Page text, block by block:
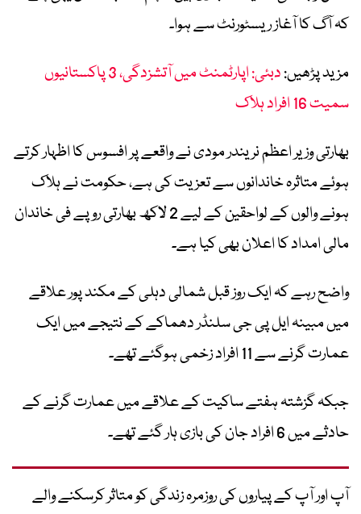
کہ آگ کا آغاز ریسٹورنٹ سے ہوا۔
مزید پڑھیں:
دبئی: اپارٹمنٹ میں آتشزدگی، 3 پاکستانیوں
سمیت 16 افراد ہلاک
بھارتی وزیر اعظم نریندر مودی نے واقعے پر افسوس کا اظہار کرتے
ہوئے متاثرہ خاندانوں سے تعزیت کی ہے، حکومت نے ہلاک
ہونے والوں کے لواحقین کے لیے 2 لاکھ بھارتی روپے فی خاندان
مالی امداد کا اعلان بھی کیا ہے۔
واضح رہے کہ ایک روز قبل شمالی دہلی کے مکند پور علاقے
میں مبینہ ایل پی جی سلنڈر دھماکے کے نتیجے میں ایک
عمارت گرنے سے 11 افراد زخمی ہوگئے تھے۔
جبکہ گزشتہ ہفتے ساکیت کے علاقے میں عمارت گرنے کے
حادثے میں 6 افراد جان کی بازی ہار گئے تھے۔
آپ اور آپ کے پیاروں کی روزمرہ زندگی کو متاثر کرسکنے والے